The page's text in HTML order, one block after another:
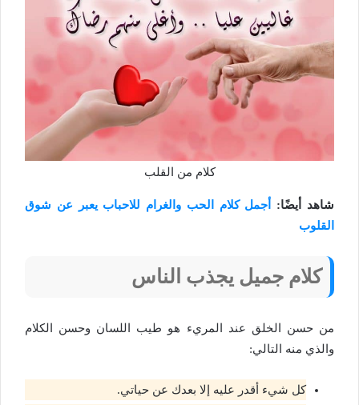
كلام من القلب
شاهد أيضًا:
أجمل كلام الحب والغرام للاحباب يعبر عن شوق
القلوب
كلام جميل يجذب الناس
من حسن الخلق عند المريء هو طيب اللسان وحسن الكلام
والذي منه التالي:
كل شيء أقدر عليه إلا بعدك عن حياتي.